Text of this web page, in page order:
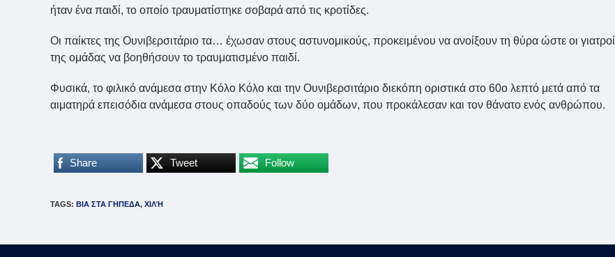
ήταν ένα παιδί, το οποίο τραυματίστηκε σοβαρά από τις κροτίδες.
Οι παίκτες της Ουνιβερσιτάριο τα… έχωσαν στους αστυνομικούς, προκειμένου να ανοίξουν τη θύρα ώστε οι γιατροί
της ομάδας να βοηθήσουν το τραυματισμένο παιδί.
Φυσικά, το φιλικό ανάμεσα στην Κόλο Κόλο και την Ουνιβερσιτάριο διεκόπη οριστικά στο 60ο λεπτό μετά από τα
αιματηρά επεισόδια ανάμεσα στους οπαδούς των δύο ομάδων, που προκάλεσαν και τον θάνατο ενός ανθρώπου.
Share Tweet Follow
TAGS: ΒΙΑ ΣΤΑ ΓΗΠΕΔΑ, ΧΙΛΉ